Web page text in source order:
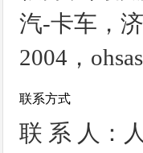
汽-卡车，
2004，
联系方式
联 系 人：